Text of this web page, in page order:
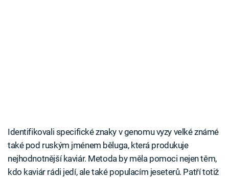
Identifikovali specifické znaky v genomu vyzy velké známé
také pod ruským jménem běluga, která produkuje
nejhodnotnější kaviár. Metoda by měla pomoci nejen těm,
kdo kaviár rádi jedí, ale také populacím jeseterů. Patří totiž